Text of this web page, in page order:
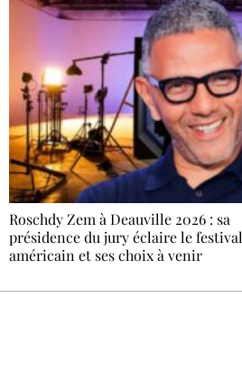
Roschdy Zem à Deauville 2026 : sa
présidence du jury éclaire le festival
américain et ses choix à venir